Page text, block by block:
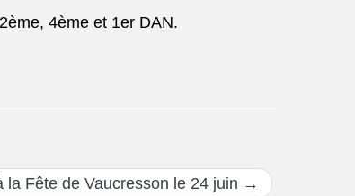
4ème et 1er DAN.
la Fête de Vaucresson le 24 juin →